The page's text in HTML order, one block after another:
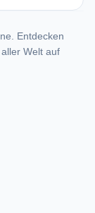
Entdecken
Welt auf